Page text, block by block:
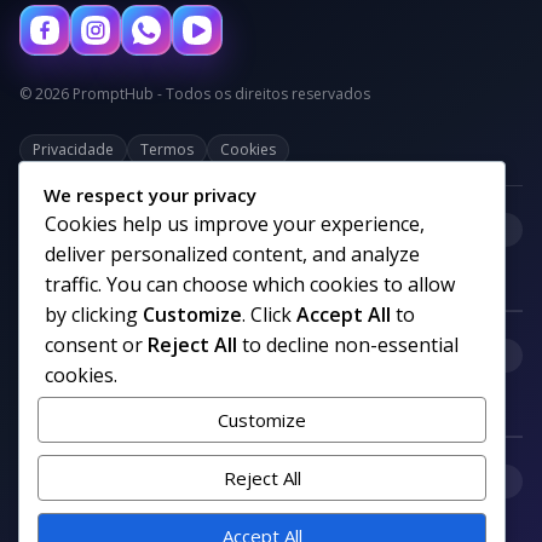
© 2026 PromptHub - Todos os direitos reservados
Privacidade Termos Cookies
Categorias
Links uteis
We respect your privacy
Cookies help us improve your experience,
deliver personalized content, and analyze
traffic. You can choose which cookies to allow
by clicking Customize. ClickAccept All to
consent or Reject All to decline non-essential
cookies.
Customize
Reject All
Accept All